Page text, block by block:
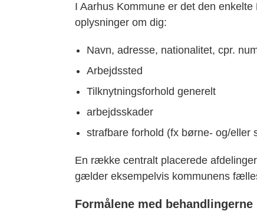
I Aarhus Kommune er det den
oplysninger om dig:
Navn, adresse, nationalitet, cpr.
Arbejdssted
Tilknytningsforhold generelt
arbejdsskader
strafbare forhold (fx børne- og/eller
En række centralt placerede
gælder eksempelvis kommunens
Formålene med behandlingerne